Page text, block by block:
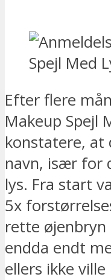
Efter flere
Makeup Spejl
konstatere, at
navn, især for
lys. Fra start
5x
rette øjenbryn
endda endt
ellers ikke